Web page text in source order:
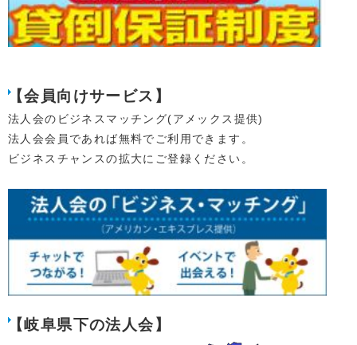
【会員向けサービス】
法人会のビジネスマッチング(アメックス提供)
法人会会員であれば無料でご利用できます。
ビジネスチャンスの拡大にご登録ください。
【岐阜県下の法人会】